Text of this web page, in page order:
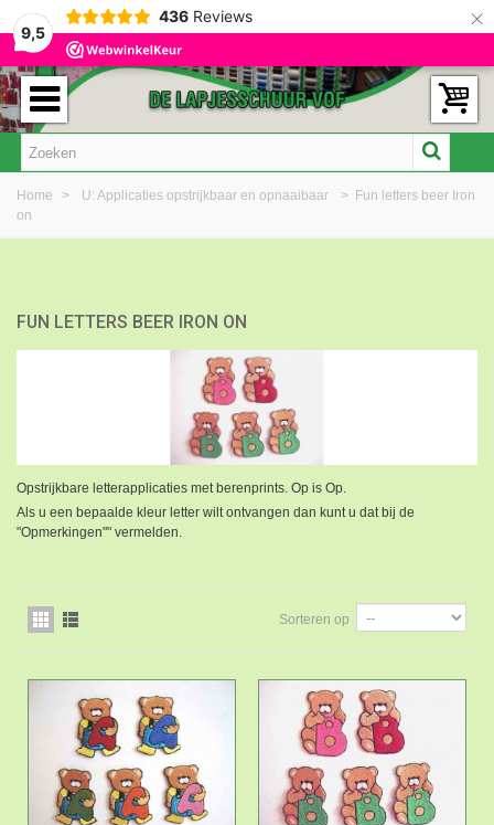
9,5
436 Reviews ×
Home > U: Applicaties opstrijkbaar en opnaaibaar > Fun letters beer Iron
on
FUN LETTERS BEER IRON ON
Opstrijkbare letterapplicaties met berenprints. Op is Op.
Als u een bepaalde kleur letter wilt ontvangen dan kunt u dat bij de
"Opmerkingen"" vermelden.
Sorteren op